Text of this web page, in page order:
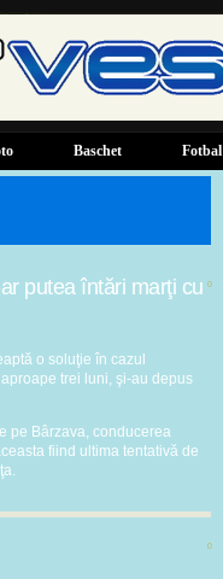
Baschet Fotbal
putea întări marţi cu 0
o soluţie în cazul
trei luni, şi-au depus
pe Bârzava, conducerea
fiind ultima tentativă de
0